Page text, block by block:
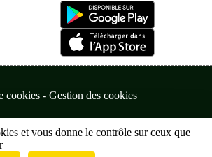
cookies Gestion des cookies
et vous donne le contrôle sur ceux que